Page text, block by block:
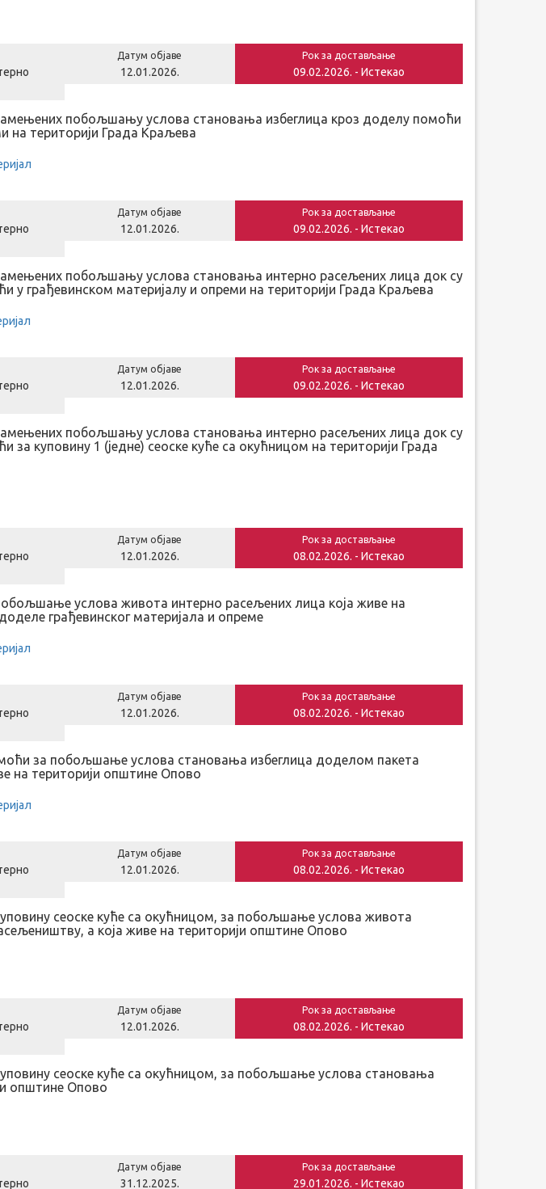
Датум објаве
12.01.2026.
Рок за достављање
09.02.2026. - Истекао
побољшању услова становања избеглица кроз доделу помоћи
на територији Града Краљева
Датум објаве
12.01.2026.
Рок за достављање
09.02.2026. - Истекао
побољшању услова становања интерно расељених лица док су
у грађевинском материјалу и опреми на територији Града Краљева
Датум објаве
12.01.2026.
Рок за достављање
09.02.2026. - Истекао
побољшању услова становања интерно расељених лица док су
куповину 1 (једне) сеоске куће са окућницом на територији Града
Датум објаве
12.01.2026.
Рок за достављање
08.02.2026. - Истекао
услова живота интерно расељених лица која живе на
грађевинског материјала и опреме
Датум објаве
12.01.2026.
Рок за достављање
08.02.2026. - Истекао
за побољшање услова становања избеглица доделом пакета
на територији општине Опово
Датум објаве
12.01.2026.
Рок за достављање
08.02.2026. - Истекао
сеоске куће са окућницом, за побољшање услова живота
а која живе на територији општине Опово
Датум објаве
12.01.2026.
Рок за достављање
08.02.2026. - Истекао
сеоске куће са окућницом, за побољшање услова становања
општине Опово
Датум објаве
31.12.2025.
Рок за достављање
29.01.2026. - Истекао